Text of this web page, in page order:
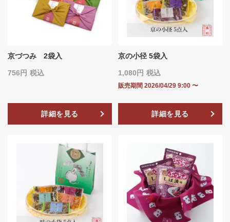
京づつみ 2袋入
756 税込
詳細を見る
京の小径 5袋入
1,080 税込
販売期間 2026/04/29 9:00 〜
詳細を見る